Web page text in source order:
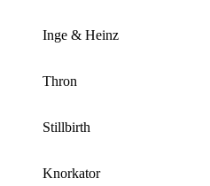
Inge & Heinz
Thron
Stillbirth
Knorkator